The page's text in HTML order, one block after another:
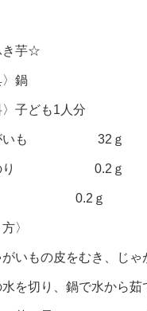
芋☆
〉鍋
〉子ども1人分
がいも 32ｇ
のり 0.2ｇ
0.2ｇ
〉
いもの皮をむき、じゃ
を切り、鍋で水から茹